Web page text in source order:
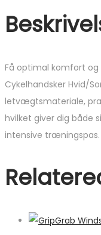
Få optimal komfort og
Cykelhandsker Hvid/
letvægtsmateriale,
hvilket giver dig både
intensive træningspas.